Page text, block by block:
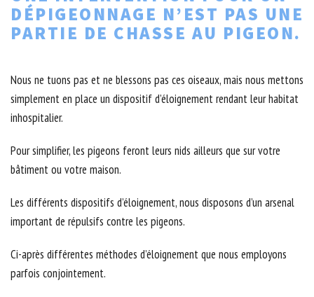
DÉPIGEONNAGE N’EST PAS UNE
PARTIE DE CHASSE AU PIGEON.
Nous ne tuons pas et ne blessons pas ces oiseaux, mais nous mettons
simplement en place un dispositif d’éloignement rendant leur habitat
inhospitalier.
Pour simplifier, les pigeons feront leurs nids ailleurs que sur votre
bâtiment ou votre maison.
Les différents dispositifs d’éloignement, nous disposons d’un arsenal
important de répulsifs contre les pigeons.
Ci-après différentes méthodes d’éloignement que nous employons
parfois conjointement.